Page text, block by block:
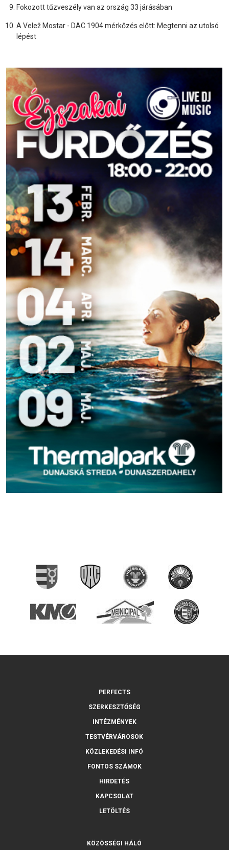
Fokozott tűzveszély van az ország 33 járásában
A Velež Mostar - DAC 1904 mérkőzés előtt: Megtenni az utolsó
lépést
PERFECTS
SZERKESZTŐSÉG
INTÉZMÉNYEK
TESTVÉRVÁROSOK
KÖZLEKEDÉSI INFÓ
FONTOS SZÁMOK
HIRDETÉS
KAPCSOLAT
LETÖLTÉS
KÖZÖSSÉGI HÁLÓ